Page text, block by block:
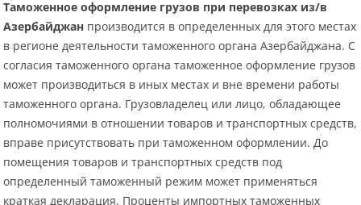
Таможенное оформление грузов при перевозках из/в
Азербайджан производится в определенных для этого местах
в регионе деятельности таможенного органа Азербайджана. С
согласия таможенного органа таможенное оформление грузов
может производиться в иных местах и вне времени работы
таможенного органа. Грузовладелец или лицо, обладающее
полномочиями в отношении товаров и транспортных средств,
вправе присутствовать при таможенном оформлении. До
помещения товаров и транспортных средств под
определенный таможенный режим может применяться
краткая декларация. Проценты импортных таможенных